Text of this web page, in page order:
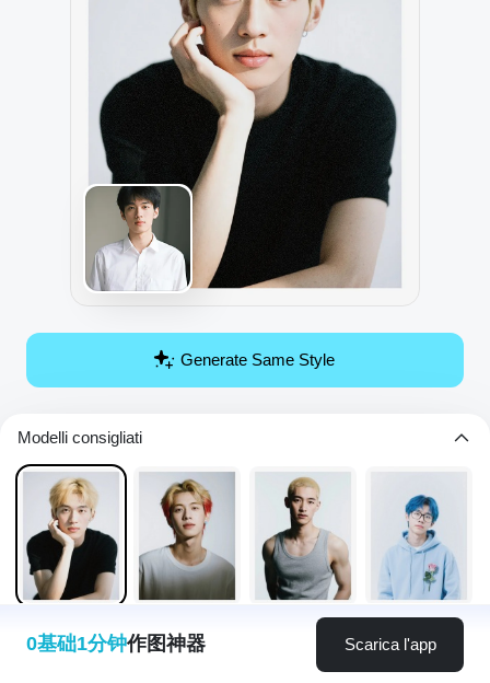
Generate Same Style
Modelli consigliati
0基础1分钟作图神器 Scarica l'app